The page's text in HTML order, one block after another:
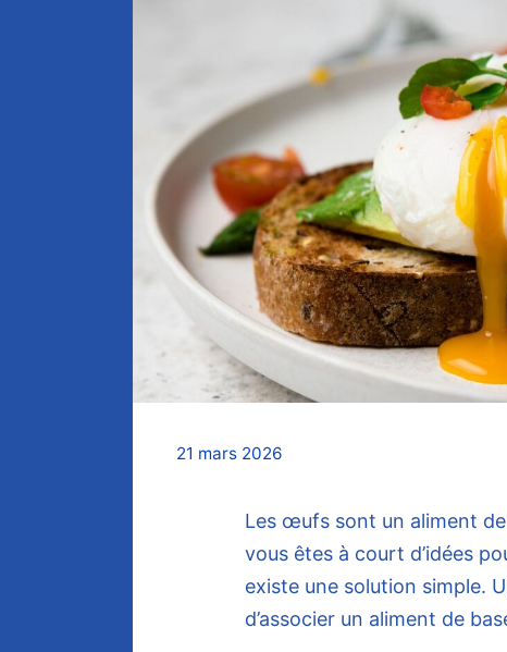
21 mars 2026
Les œufs sont un aliment
vous êtes à court d’idées
existe une solution simple.
d’associer un aliment de